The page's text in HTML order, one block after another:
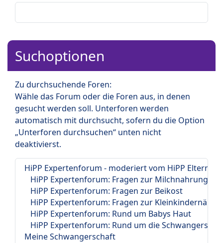
Suchoptionen
Zu durchsuchende Foren:
Wähle das Forum oder die Foren aus, in denen
gesucht werden soll. Unterforen werden
automatisch mit durchsucht, sofern du die Option
„Unterforen durchsuchen“ unten nicht
deaktivierst.